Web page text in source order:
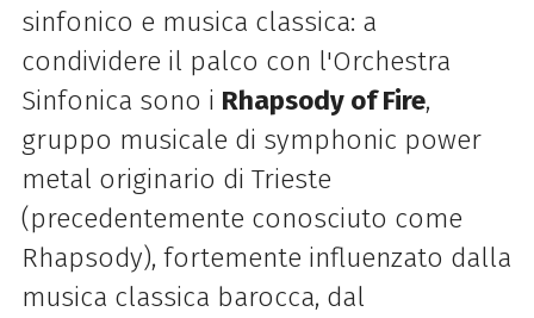
sinfonico e musica classica: a
condividere il palco con l'Orchestra
Sinfonica sono i Rhapsody of Fire,
gruppo musicale di symphonic power
metal originario di Trieste
(precedentemente conosciuto come
Rhapsody), fortemente influenzato dalla
musica classica barocca, dal